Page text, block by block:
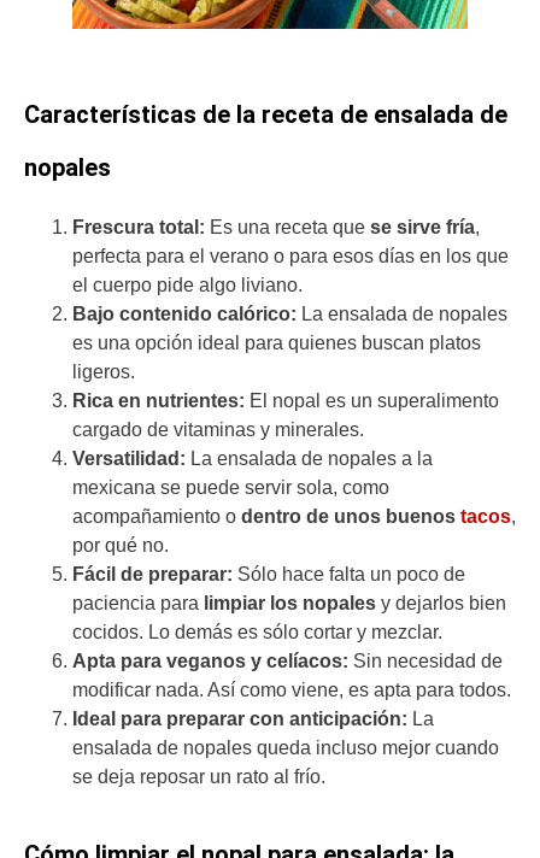
Características de la receta de ensalada de
nopales
Frescura total: Es una receta que se sirve fría,
perfecta para el verano o para esos días en los que
el cuerpo pide algo liviano.
Bajo contenido calórico: La ensalada de nopales
es una opción ideal para quienes buscan platos
ligeros.
Rica en nutrientes: El nopal es un superalimento
cargado de vitaminas y minerales.
Versatilidad: La ensalada de nopales a la
mexicana se puede servir sola, como
acompañamiento o dentro de unos buenos tacos,
por qué no.
Fácil de preparar: Sólo hace falta un poco de
paciencia para limpiar los nopales y dejarlos bien
cocidos. Lo demás es sólo cortar y mezclar.
Apta para veganos y celíacos: Sin necesidad de
modificar nada. Así como viene, es apta para todos.
Ideal para preparar con anticipación: La
ensalada de nopales queda incluso mejor cuando
se deja reposar un rato al frío.